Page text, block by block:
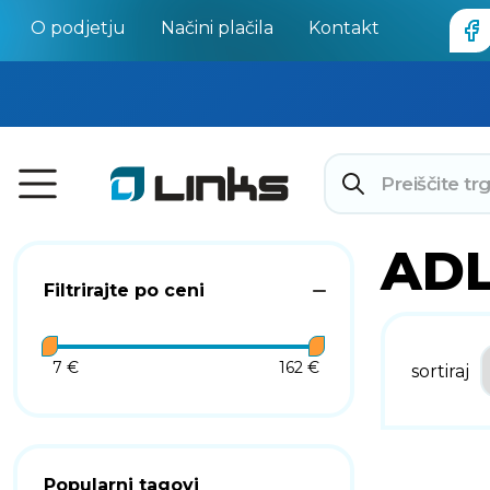
O podjetju Načini plačila Kontakt
Filtrirajte po ceni
7 € 162 €
Popularni tagovi
sortiraj